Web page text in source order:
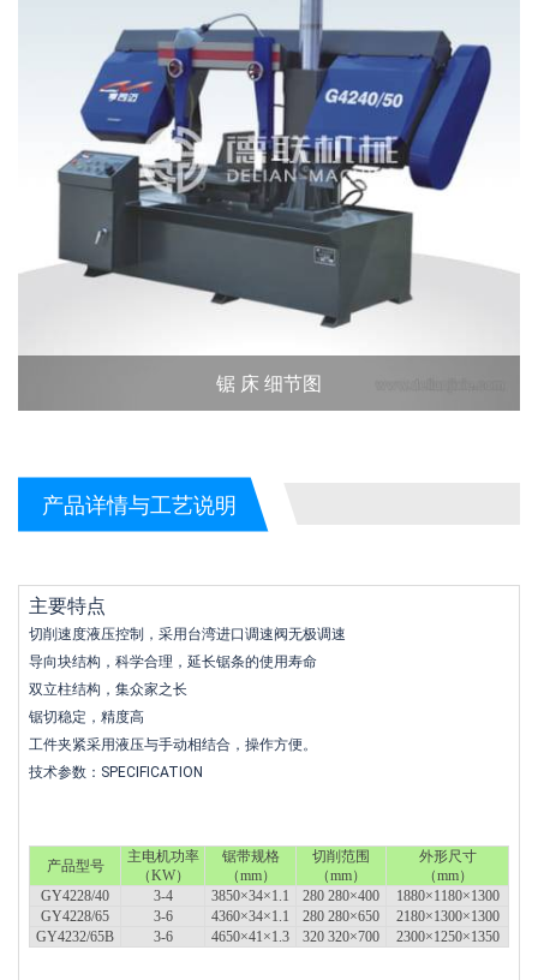
锯 床 细节图
产品详情与工艺说明
主要特点
切削速度液压控制，采用台湾进口调速阀无极调速
导向块结构，科学合理，延长锯条的使用寿命
双立柱结构，集众家之长
锯切稳定，精度高
工件夹紧采用液压与手动相结合，操作方便。
技术参数：SPECIFICATION
产品型号
主电机功率
（KW）
锯带规格
（mm）
切削范围
（mm）
外形尺寸
（mm）
GY4228/40
3-4 3850×34×1.1 280 280×400
1880×1180×1300
GY4228/65
3-6 4360×34×1.1 280 280×650
2180×1300×1300
GY4232/65B
3-6 4650×41×1.3 320 320×700 2300×1250×1350